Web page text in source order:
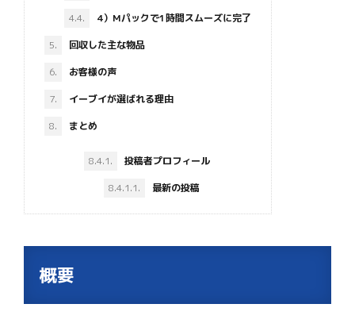
4.4.
4）Mパックで1時間スムーズに完了
5.
回収した主な物品
6.
お客様の声
7.
イーブイが選ばれる理由
8.
まとめ
8.4.1.
投稿者プロフィール
8.4.1.1.
最新の投稿
概要